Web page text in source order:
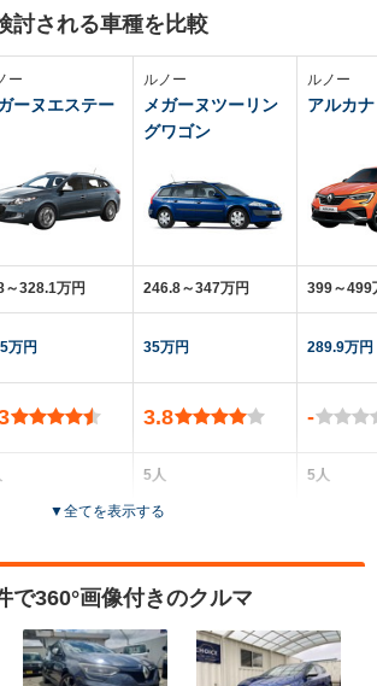
討される車種を比較
ー
ーヌエステー
～328.1万円
万円
1.49m
ルノー
メガーヌツーリン
グワゴン
246.8～347万円
35万円
3.8
5人
5ドア
全高
1.51m
ルノー
アルカナ
399～499
289.9万円
-
5人
▼全てを表示する
で360°画像付きのクルマ